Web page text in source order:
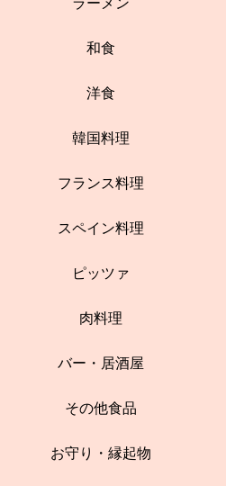
和食
洋食
韓国料理
フランス料理
スペイン料理
ピッツァ
肉料理
バー・居酒屋
その他食品
お守り・縁起物